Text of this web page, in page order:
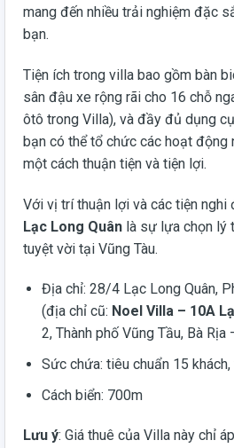
mang đến nhiều trải nghiệm đặc
bạn.
Tiện ích trong villa bao gồm bàn
sân đậu xe rộng rãi cho 16 chỗ
ôtô trong Villa), và đầy đủ dụng
bạn có thể tổ chức các hoạt động
một cách thuận tiện và tiện lợi.
Với vị trí thuận lợi và các tiện nghi
Lạc Long Quân là sự lựa chọn lý
tuyệt vời tại Vũng Tàu.
Địa chỉ: 28/4 Lạc Long Quân,
(địa chỉ cũ: Noel Villa – 10A
2, Thành phố Vũng Tầu, Bà Rịa
Sức chứa: tiêu chuẩn 15
Cách biển: 700m
Lưu ý: Giá thuê của Villa này chỉ